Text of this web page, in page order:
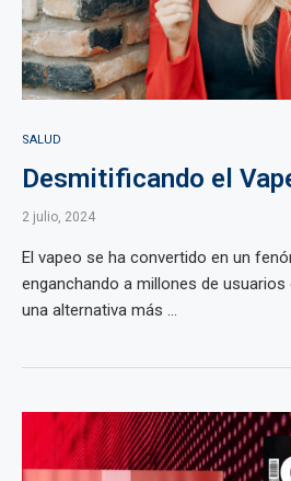
SALUD
Desmitificando el
2 julio, 2024
El vapeo se ha convertido en un
enganchando a millones de
una alternativa más ...